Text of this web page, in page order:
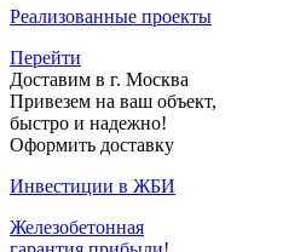
Реализованные проекты
Перейти
Доставим в г. Москва
Привезем на ваш объект,
быстро и надежно!
Оформить доставку
Инвестиции в ЖБИ
Железобетонная